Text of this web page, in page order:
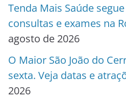
Tenda Mais Saúde
consultas e exames na
agosto de 2026
O Maior São João do
sexta. Veja datas e
2026